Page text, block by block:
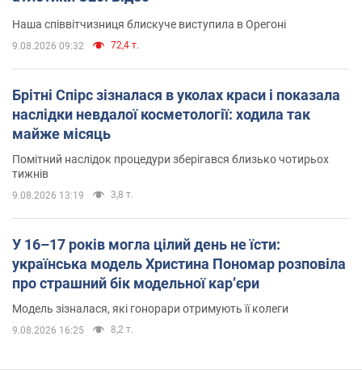
Наша співвітчизниця блискуче виступила в Орегоні
9.08.2026 09:32 72,4 т.
Брітні Спірс зізналася в уколах краси і показала
наслідки невдалої косметології: ходила так
майже місяць
Помітний наслідок процедури зберігався близько чотирьох
тижнів
9.08.2026 13:19 3,8 т.
У 16–17 років могла цілий день не їсти:
українська модель Христина Пономар розповіла
про страшний бік модельної кар’єри
Модель зізналася, які гонорари отримують її колеги
9.08.2026 16:25 8,2 т.